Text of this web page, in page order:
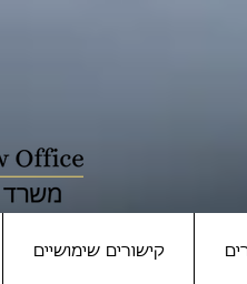
קישורים שימושיים